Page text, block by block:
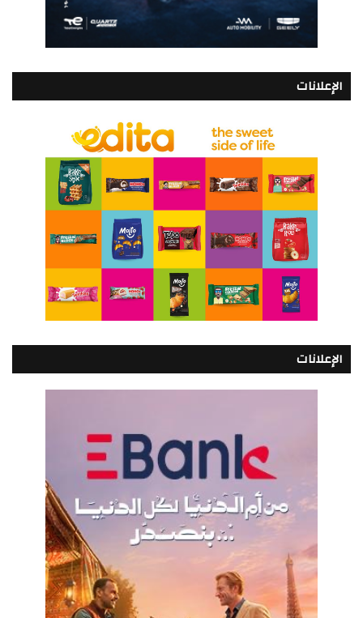
الإعلانات
الإعلانات